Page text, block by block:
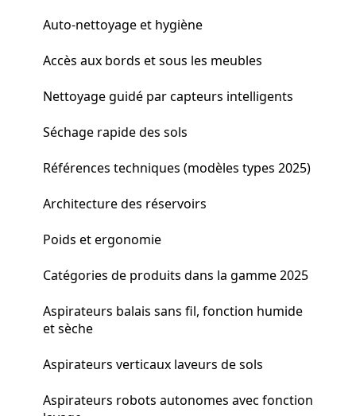
Auto-nettoyage et hygiène
Accès aux bords et sous les meubles
Nettoyage guidé par capteurs intelligents
Séchage rapide des sols
Références techniques (modèles types 2025)
Architecture des réservoirs
Poids et ergonomie
Catégories de produits dans la gamme 2025
Aspirateurs balais sans fil, fonction humide
et sèche
Aspirateurs verticaux laveurs de sols
Aspirateurs robots autonomes avec fonction